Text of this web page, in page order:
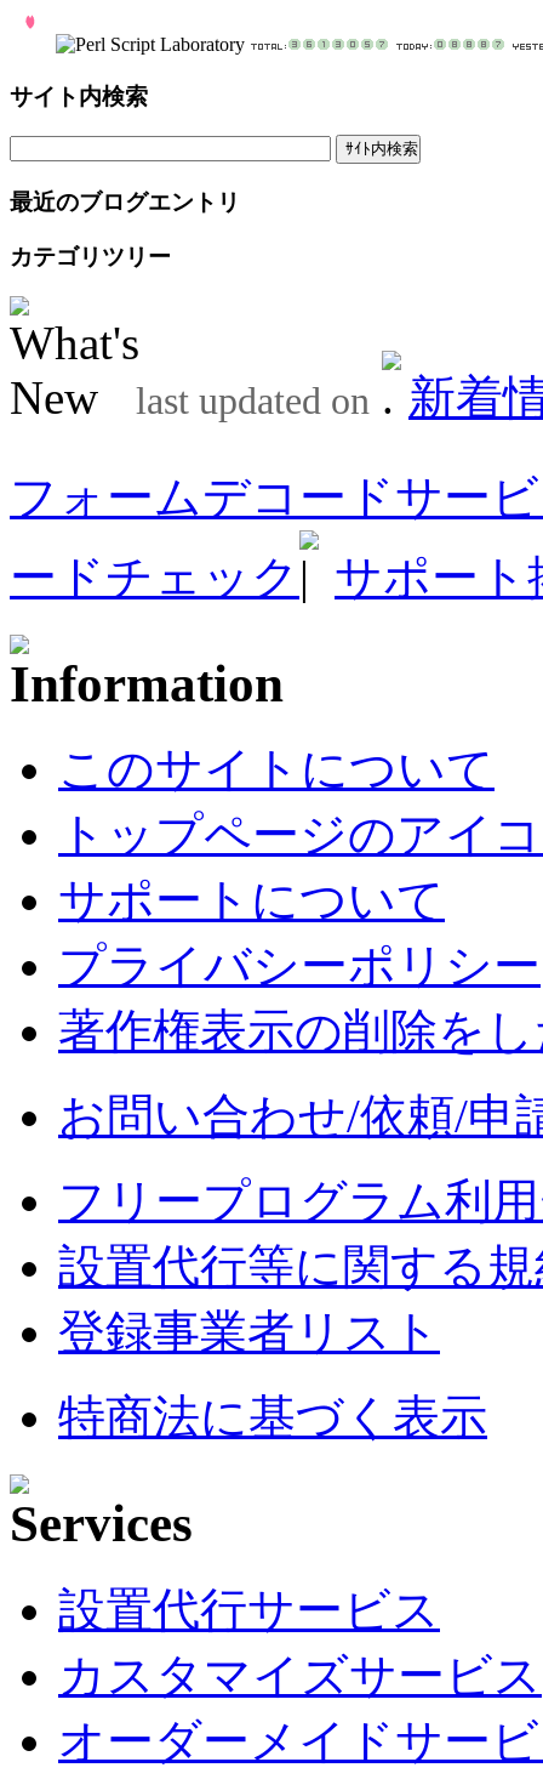
サイト内検索
最近のブログエントリ
カテゴリツリー
last updated on
新着
フォームデコードサー
ードチェック
サポート
このサイトについて
トップページのアイ
サポートについて
プライバシーポリシー
著作権表示の削除を
お問い合わせ/依頼/申
フリープログラム利
設置代行等に関する
登録事業者リスト
特商法に基づく表示
設置代行サービス
カスタマイズサービス
オーダーメイドサー